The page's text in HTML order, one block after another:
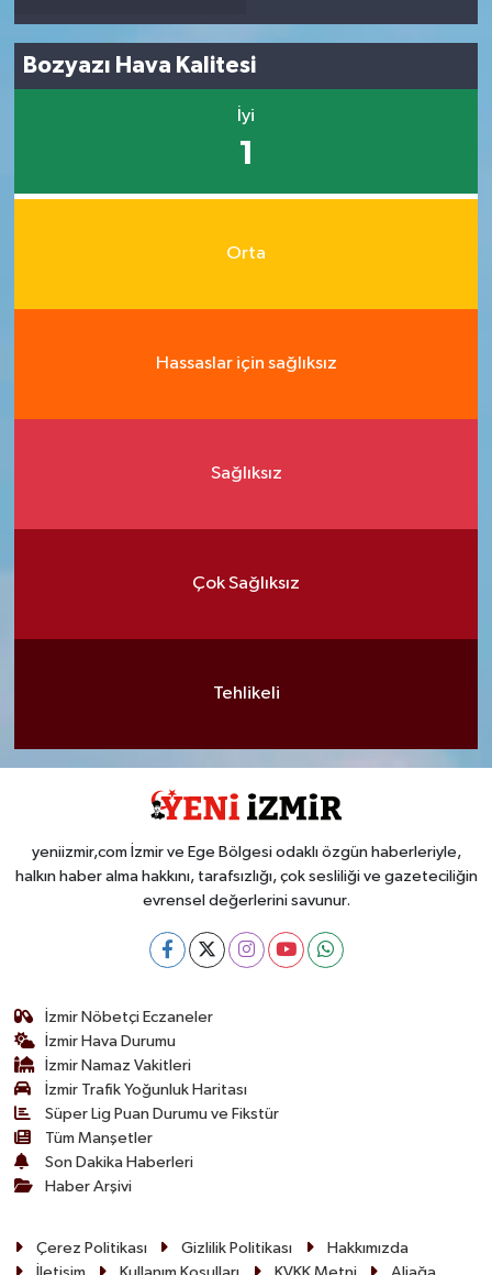
Bozyazı Hava Kalitesi
İyi
1
Orta
Hassaslar için sağlıksız
Sağlıksız
Çok Sağlıksız
Tehlikeli
yeniizmir,com İzmir ve Ege Bölgesi odaklı özgün haberleriyle,
halkın haber alma hakkını, tarafsızlığı, çok sesliliği ve gazeteciliğin
evrensel değerlerini savunur.
İzmir Nöbetçi Eczaneler
İzmir Hava Durumu
İzmir Namaz Vakitleri
İzmir Trafik Yoğunluk Haritası
Süper Lig Puan Durumu ve Fikstür
Tüm Manşetler
Son Dakika Haberleri
Haber Arşivi
Çerez Politikası Gizlilik Politikası
Hakkımızda